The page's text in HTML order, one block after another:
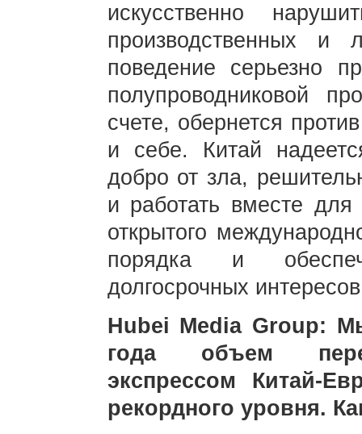
искусственно
производственных и
поведение серьезно
полупроводниковой
счете, обернется
и себе. Китай
добро от зла,
и работать вместе
открытого
порядка и
долгосрочных
Hubei Media Group:
года объем
экспрессом Китай-
рекордного уровня.